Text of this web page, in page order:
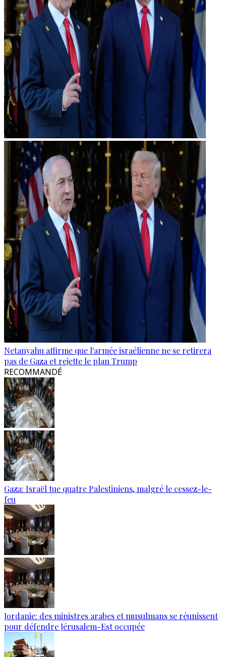
Netanyahu affirme que l'armée israélienne ne se retirera
pas de Gaza et rejette le plan Trump
RECOMMANDÉ
Gaza: Israël tue quatre Palestiniens, malgré le cessez-le-
feu
Jordanie: des ministres arabes et musulmans se réunissent
pour défendre Jérusalem-Est occupée